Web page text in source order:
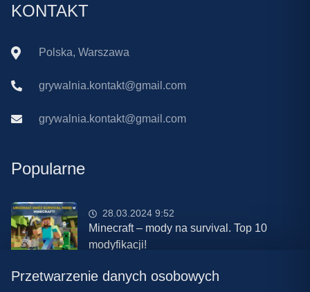
KONTAKT
Polska, Warszawa
grywalnia.kontakt@gmail.com
grywalnia.kontakt@gmail.com
Popularne
28.03.2024 9:52
Minecraft – mody na survival. Top 10
modyfikacji!
08.03.2024 13:28
Przetwarzenie danych osobowych